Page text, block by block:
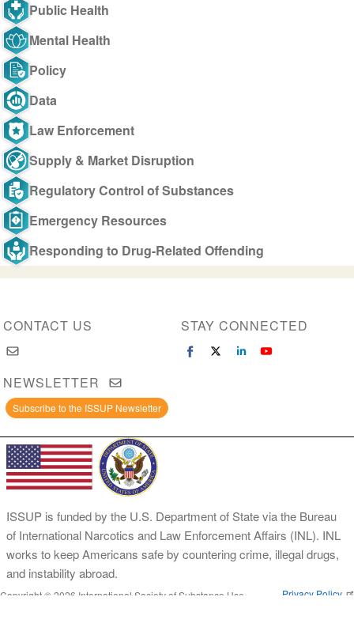
Public Health
Mental Health
Policy
Data
Law Enforcement
Supply & Market Disruption
Regulatory Control of Substances
Emergency Resources
Responding to Drug-Related Offending
CONTACT US STAY CONNECTED
NEWSLETTER
Subscribe to the ISSUP Newsletter
ISSUP is funded by the U.S. Department of State via the Bureau
of International Narcotics and Law Enforcement Affairs (INL). INL
works to keep Americans safe by countering crime, illegal drugs,
and instability abroad.
Copyright © 2026 International Society of Substance Use
Privacy Policy